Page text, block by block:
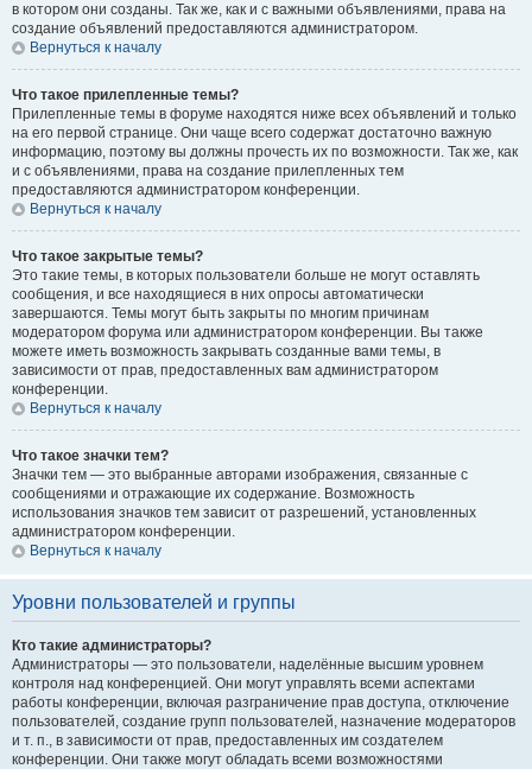
в котором они созданы. Так же, как и с важными объявлениями, права на
создание объявлений предоставляются администратором.
Вернуться к началу
Что такое прилепленные темы?
Прилепленные темы в форуме находятся ниже всех объявлений и только
на его первой странице. Они чаще всего содержат достаточно важную
информацию, поэтому вы должны прочесть их по возможности. Так же, как
и с объявлениями, права на создание прилепленных тем
предоставляются администратором конференции.
Вернуться к началу
Что такое закрытые темы?
Это такие темы, в которых пользователи больше не могут оставлять
сообщения, и все находящиеся в них опросы автоматически
завершаются. Темы могут быть закрыты по многим причинам
модератором форума или администратором конференции. Вы также
можете иметь возможность закрывать созданные вами темы, в
зависимости от прав, предоставленных вам администратором
конференции.
Вернуться к началу
Что такое значки тем?
Значки тем — это выбранные авторами изображения, связанные с
сообщениями и отражающие их содержание. Возможность
использования значков тем зависит от разрешений, установленных
администратором конференции.
Вернуться к началу
Уровни пользователей и группы
Кто такие администраторы?
Администраторы — это пользователи, наделённые высшим уровнем
контроля над конференцией. Они могут управлять всеми аспектами
работы конференции, включая разграничение прав доступа, отключение
пользователей, создание групп пользователей, назначение модераторов
и т. п., в зависимости от прав, предоставленных им создателем
конференции. Они также могут обладать всеми возможностями